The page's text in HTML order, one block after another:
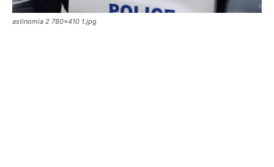
astinomia 2 780x410 1.jpg